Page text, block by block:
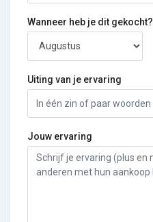
Wanneer heb je dit gekocht?
Uiting van je ervaring
Jouw ervaring